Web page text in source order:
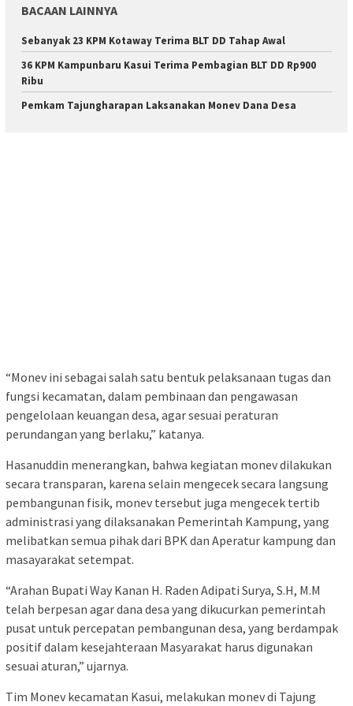
BACAAN LAINNYA
Sebanyak 23 KPM Kotaway Terima BLT DD Tahap Awal
36 KPM Kampunbaru Kasui Terima Pembagian BLT DD Rp900
Ribu
Pemkam Tajungharapan Laksanakan Monev Dana Desa
“Monev ini sebagai salah satu bentuk pelaksanaan tugas dan
fungsi kecamatan, dalam pembinaan dan pengawasan
pengelolaan keuangan desa, agar sesuai peraturan
perundangan yang berlaku,” katanya.
Hasanuddin menerangkan, bahwa kegiatan monev dilakukan
secara transparan, karena selain mengecek secara langsung
pembangunan fisik, monev tersebut juga mengecek tertib
administrasi yang dilaksanakan Pemerintah Kampung, yang
melibatkan semua pihak dari BPK dan Aperatur kampung dan
masayarakat setempat.
“Arahan Bupati Way Kanan H. Raden Adipati Surya, S.H, M.M
telah berpesan agar dana desa yang dikucurkan pemerintah
pusat untuk percepatan pembangunan desa, yang berdampak
positif dalam kesejahteraan Masyarakat harus digunakan
sesuai aturan,” ujarnya.
Tim Monev kecamatan Kasui, melakukan monev di Tajung